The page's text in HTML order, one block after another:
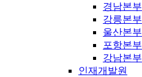
경남본부
강릉본부
울산본부
포항본부
강남본부
인재개발원